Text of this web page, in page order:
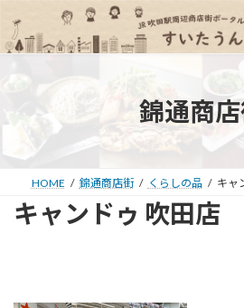
テ
ッ
ゲ
移
錦通商
HOME 錦通商店街 くらしの品 キャ
キャンドゥ 吹田店